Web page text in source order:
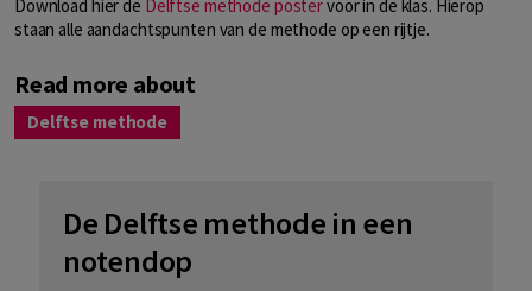
Download hier de Delftse methode postervoor in de klas. Hierop
staan alle aandachtspunten van de methode op een rijtje.
Read more about
Delftse methode
De Delftse methode in een
notendop